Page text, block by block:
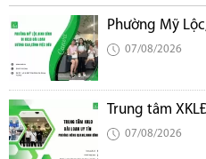
Phường Mỹ
07/08/2026
Trung tâm
07/08/2026